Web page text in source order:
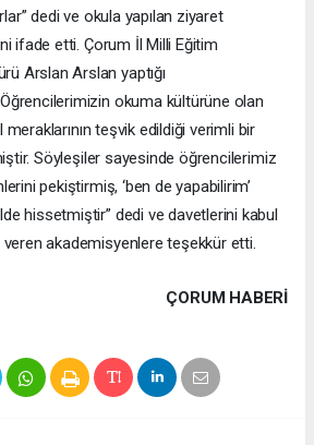
dedi ve okula yapılan ziyaret
ifade etti. Çorum İl Milli Eğitim
Arslan Arslan yaptığı
okuma kültürüne olan
meraklarının teşvik edildiği verimli bir
Söyleşiler sayesinde öğrencilerimiz
pekiştirmiş, ‘ben de yapabilirim’
hissetmiştir” dedi ve davetlerini kabul
veren akademisyenlere teşekkür etti.
ÇORUM HABERİ